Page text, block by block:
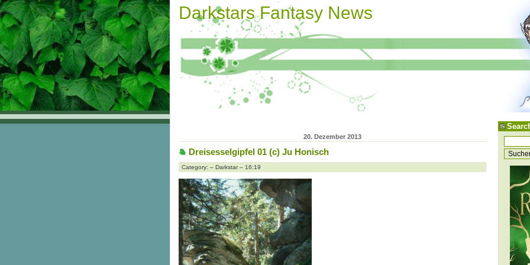
Darkstars Fantasy News
20. Dezember 2013
Dreisesselgipfel 01 (c) Ju Honisch
Category: – Darkstar – 16:19